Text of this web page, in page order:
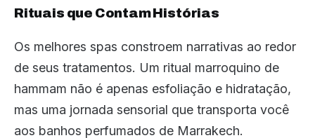
Rituais que Contam Histórias
Os melhores spas constroem narrativas ao redor
de seus tratamentos. Um ritual marroquino de
hammam não é apenas esfoliação e hidratação,
mas uma jornada sensorial que transporta você
aos banhos perfumados de Marrakech.